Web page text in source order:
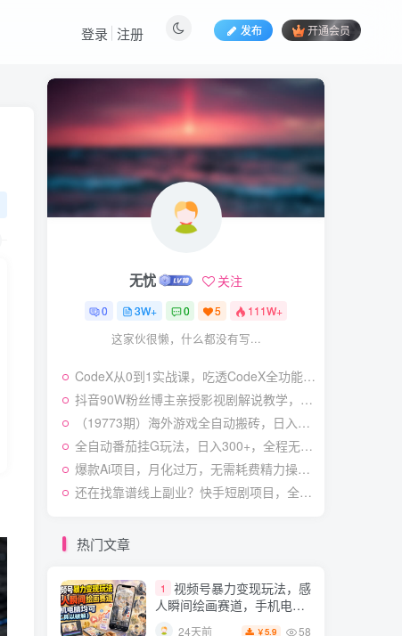
发布 开通会员
登录 注册
视频号暴力变现玩法，感
人瞬间绘画赛道，手机电脑
均可
24天前 ￥ 5.9 58
（19404期）2026闲鱼
电商高需求卖法，长期稳定
3 （19545期）AI短剧创
作：
ChatGPT+Seedance2.0教
程，从零制作恶毒女配短
全流程
14天前
7月最新抖音Ai美女涨粉
技术，3天万粉，小白也能
快速起号涨粉变现
28天前
5 （19538期）人性思维格
局短视频教学：20W博主亲
授×标准化流程×字幕封面设
计×AI提示词×橱窗带货6W
14天前 ￥3.9 54
无忧 关注
0 3W+ 0 5 111W+
这家伙很懒，什么都没有写...
CodeX从0到1实战课，吃透CodeX全功能，零基础AI开发实战，从部署到高阶项目一键落地
抖音90W粉丝博主亲授影视剧解说教学，选剧选题+文案模板+AI指令+剪辑配音+封面全流程变现，解锁精选独家收益
（19773期）海外游戏全自动搬砖，日入1000+，全天无人值守，绿色稳定！
全自动番茄挂G玩法，日入300+，全程无需人工，一台电脑即可开展【揭秘】
爆款Ai项目，月化过万，无需耗费精力操作，稳健实现每月增收
还在找靠谱线上副业？快手短剧项目，全程自动发布内容，不用熬夜做视频，轻松日入500+【揭秘】
热门文章
1
视频号暴力变现玩法，感
人瞬间绘画赛道，手机电脑
均可
24天前 ￥5.9 58